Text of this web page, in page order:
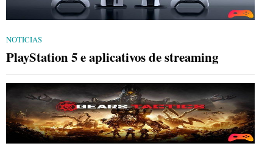
NOTÍCIAS
PlayStation 5 e aplicativos de streaming